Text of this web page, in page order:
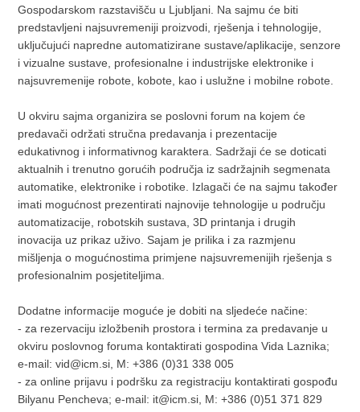
Gospodarskom razstavišču u Ljubljani. Na sajmu će biti
predstavljeni najsuvremeniji proizvodi, rješenja i tehnologije,
uključujući napredne automatizirane sustave/aplikacije, senzore
i vizualne sustave, profesionalne i industrijske elektronike i
najsuvremenije robote, kobote, kao i uslužne i mobilne robote.
U okviru sajma organizira se poslovni forum na kojem će
predavači održati stručna predavanja i prezentacije
edukativnog i informativnog karaktera. Sadržaji će se doticati
aktualnih i trenutno gorućih područja iz sadržajnih segmenata
automatike, elektronike i robotike. Izlagači će na sajmu također
imati mogućnost prezentirati najnovije tehnologije u području
automatizacije, robotskih sustava, 3D printanja i drugih
inovacija uz prikaz uživo. Sajam je prilika i za razmjenu
mišljenja o mogućnostima primjene najsuvremenijih rješenja s
profesionalnim posjetiteljima.
Dodatne informacije moguće je dobiti na sljedeće načine:
- za rezervaciju izložbenih prostora i termina za predavanje u
okviru poslovnog foruma kontaktirati gospodina Vida Laznika;
e-mail: vid@icm.si, M: +386 (0)31 338 005
- za online prijavu i podršku za registraciju kontaktirati gospođu
Bilyanu Pencheva; e-mail: it@icm.si, M: +386 (0)51 371 829